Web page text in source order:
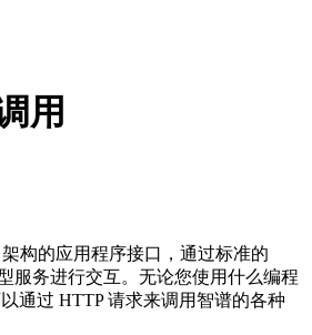
用
构的应用程序接口，通过标准的
服务进行交互。无论您使用什么编程
通过 HTTP 请求来调用智谱的各种